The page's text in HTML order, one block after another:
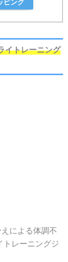
ピング
イトレーニング
による体調不
トレーニングジ